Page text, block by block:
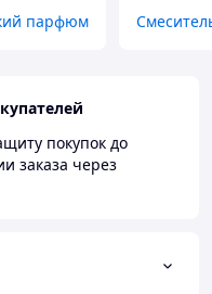
парфюм
покупок до
заказа через